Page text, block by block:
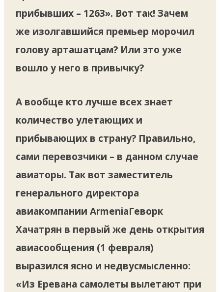
прибывших – 1263». Вот так! Зачем
же изолгавшийся премьер морочил
голову арташатцам? Или это уже
вошло у него в привычку?
А вообще кто лучше всех знает
количество улетающих и
прибывающих в страну? Правильно,
сами перевозчики – в данном случае
авиаторы. Так вот заместитель
генерального директора
авиакомпании ArmeniaГеворк
Хачатрян в первый же день открытия
авиасообщения (1 февраля)
выразился ясно и недвусмысленно:
«Из Еревана самолеты вылетают при